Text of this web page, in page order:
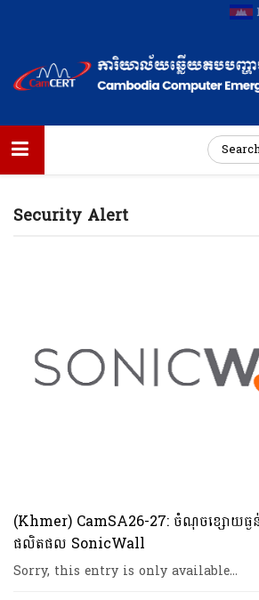
Security Alert
(Khmer) CamSA26-27: ចំណុចខ្សោយធ្ងន់
ផលិតផល SonicWall
Sorry, this entry is only available…